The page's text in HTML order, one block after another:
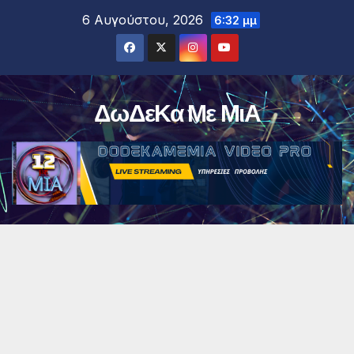
6 Αυγούστου, 2026 6:32 μμ
ΔωΔεΚα Με ΜιΑ